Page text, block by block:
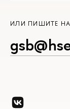
ИЛИ ПИШИТЕ